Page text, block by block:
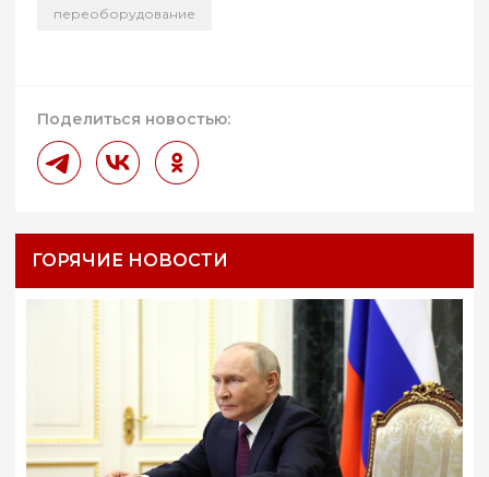
переоборудование
Поделиться новостью:
ГОРЯЧИЕ НОВОСТИ